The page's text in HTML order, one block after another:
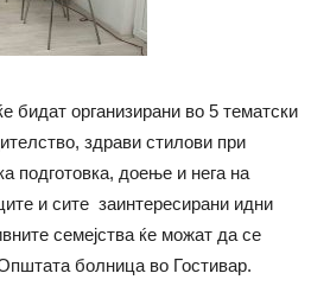
бидат организирани во 5 тематски
здрави стилови при
подготовка, доење и нега на
и сите заинтересирани идни
семејства ќе можат да се
болница во Гостивар.